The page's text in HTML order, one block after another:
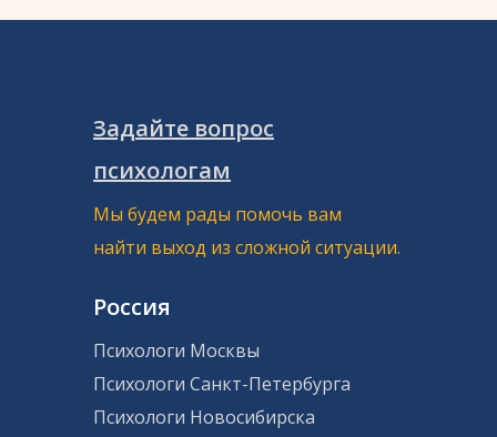
Задайте вопрос
психологам
Мы будем рады помочь вам
найти выход из сложной ситуации.
Россия
Психологи Москвы
Психологи Санкт-Петербурга
Психологи Новосибирска